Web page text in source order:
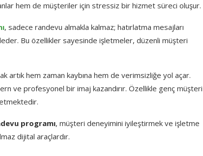
hem de müşteriler için stressiz bir hizmet süreci oluşur.
, sadece randevu almakla kalmaz; hatırlatma mesajları
Bu özellikler sayesinde işletmeler, düzenli müşteri
artık hem zaman kaybına hem de verimsizliğe yol açar.
ve profesyonel bir imaj kazandırır. Özellikle genç müşteri
programı, müşteri deneyimini iyileştirmek ve işletme
dijital araçlardır.